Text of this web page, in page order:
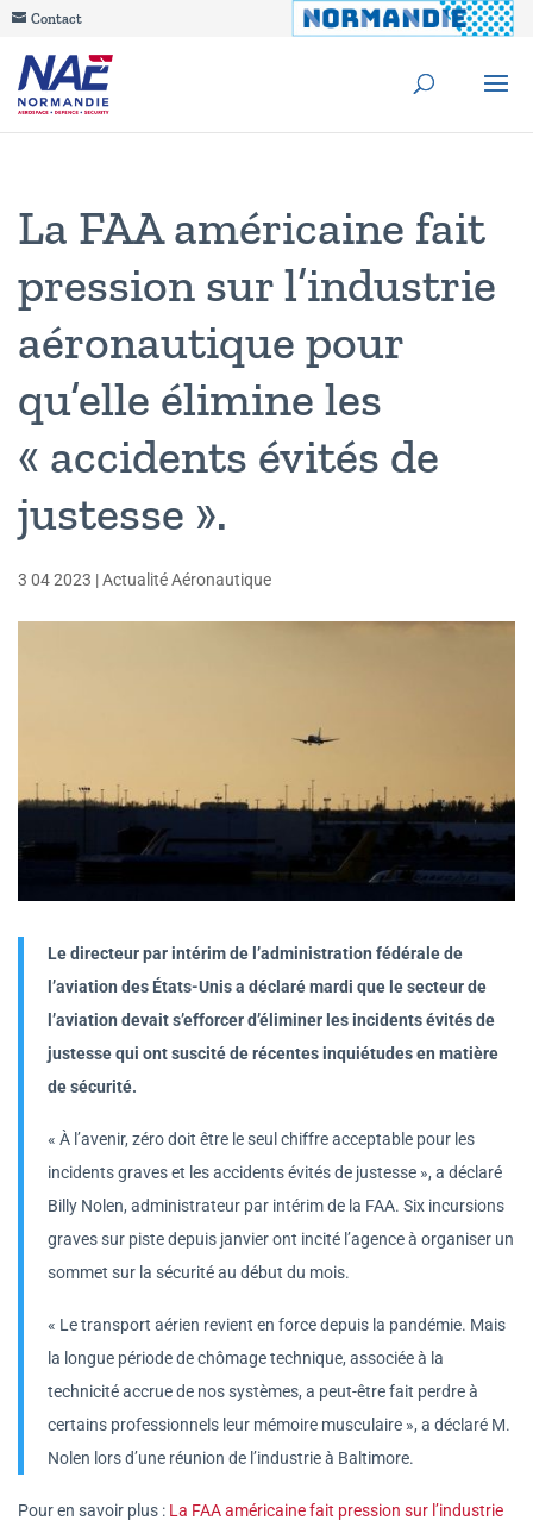
Contact
La FAA américaine fait
pression sur l’industrie
aéronautique pour
qu’elle élimine les
« accidents évités de
justesse ».
3 04 2023 |Actualité Aéronautique
Le directeur par intérim de l’administration fédérale de
l’aviation des États-Unis a déclaré mardi que le secteur de
l’aviation devait s’efforcer d’éliminer les incidents évités de
justesse qui ont suscité de récentes inquiétudes en matière
de sécurité.
« À l’avenir, zéro doit être le seul chiffre acceptable pour les
incidents graves et les accidents évités de justesse », a déclaré
Billy Nolen, administrateur par intérim de la FAA. Six incursions
graves sur piste depuis janvier ont incité l’agence à organiser un
sommet sur la sécurité au début du mois.
« Le transport aérien revient en force depuis la pandémie. Mais
la longue période de chômage technique, associée à la
technicité accrue de nos systèmes, a peut-être fait perdre à
certains professionnels leur mémoire musculaire », a déclaré M.
Nolen lors d’une réunion de l’industrie à Baltimore.
Pour en savoir plus : La FAA américaine fait pression sur l’industrie